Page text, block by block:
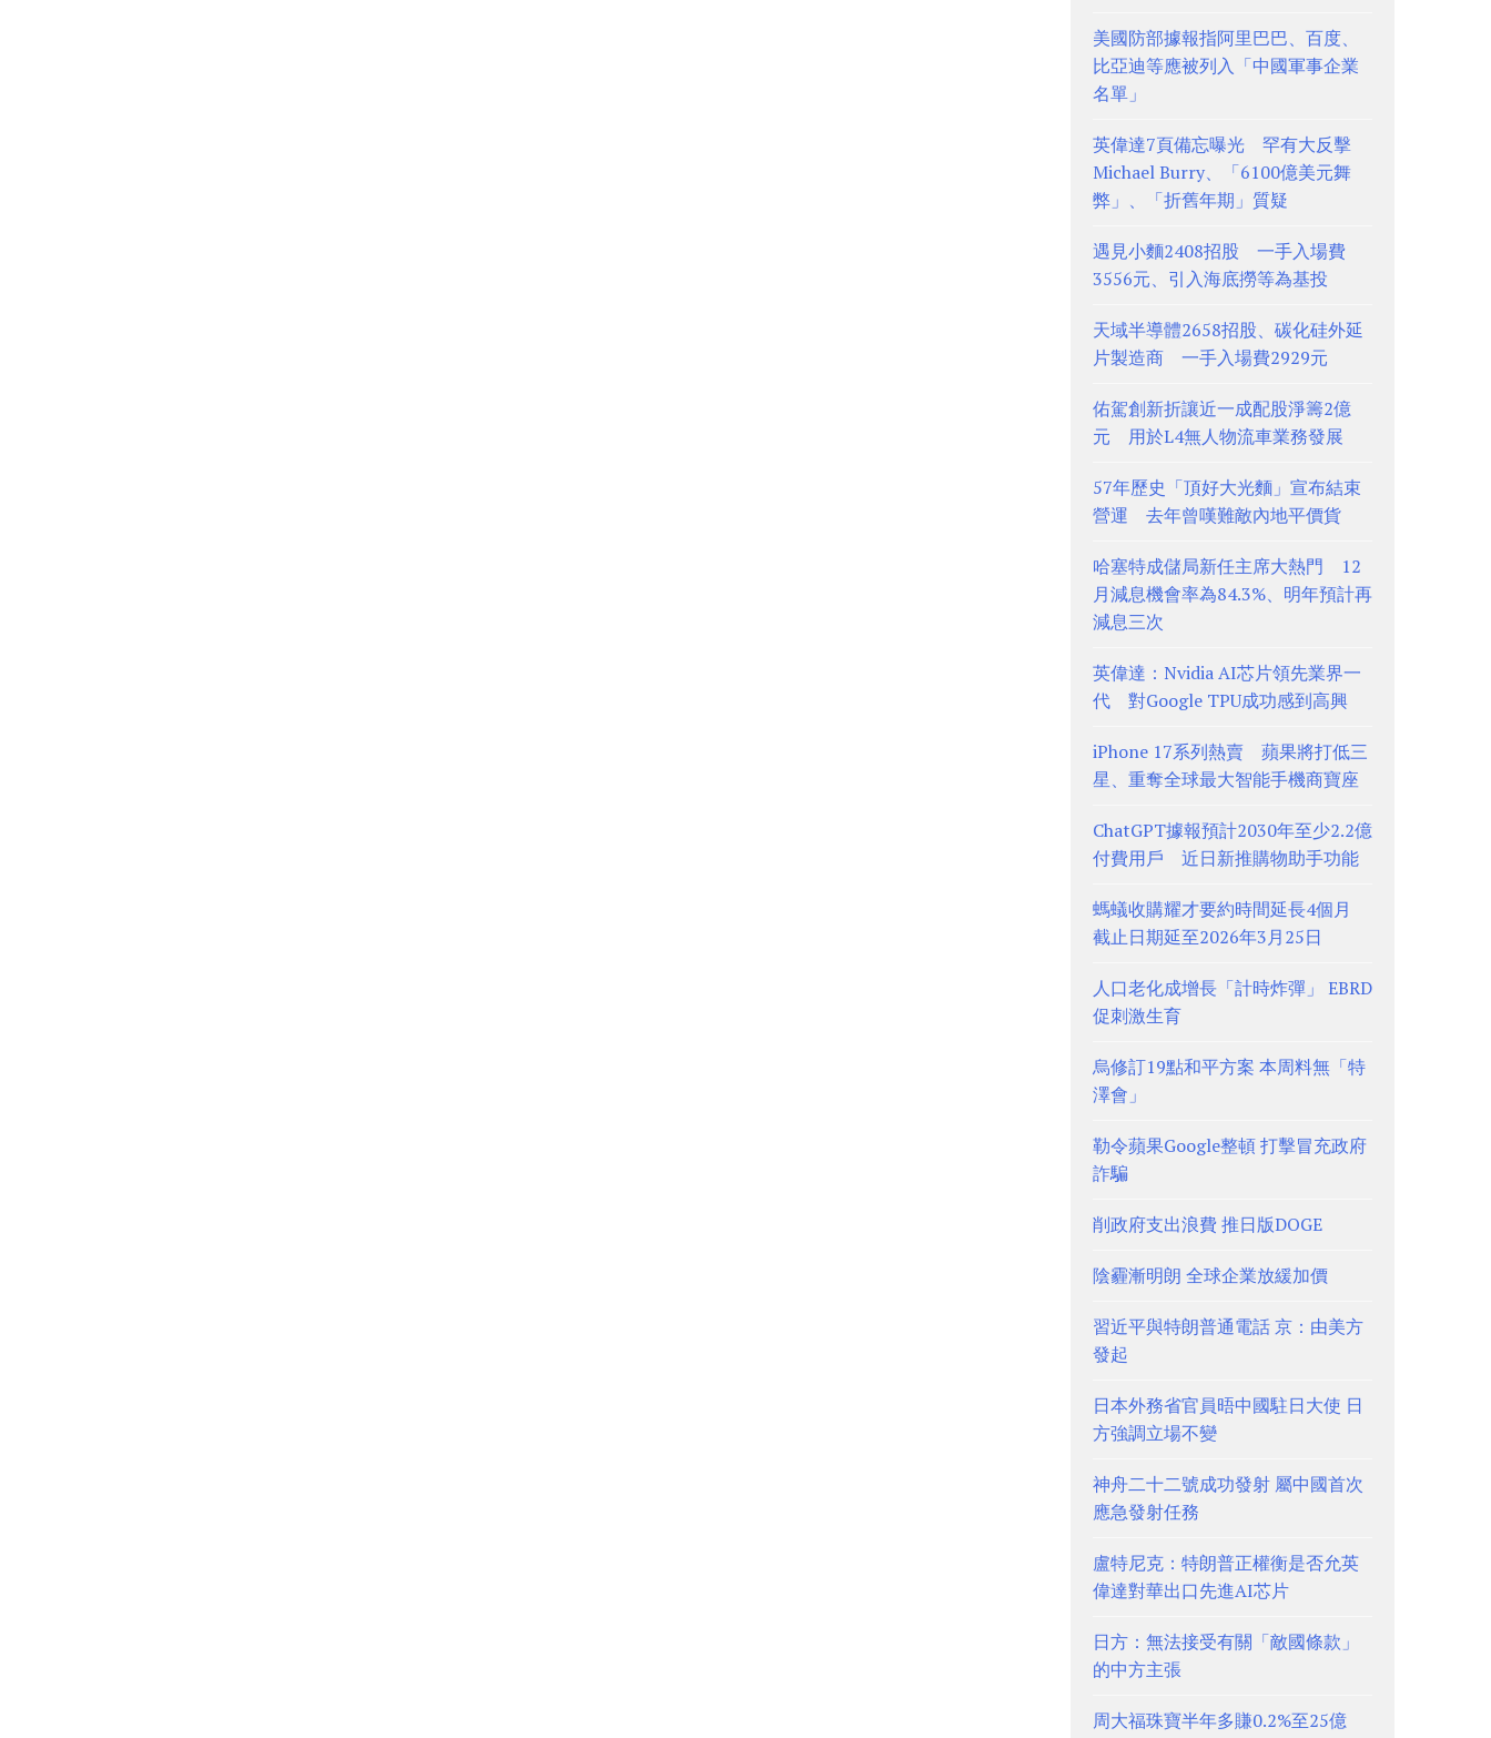
美國防部據報指阿里巴巴、百度、
比亞迪等應被列入「中國軍事企業
名單」
英偉達7頁備忘曝光 罕有大反擊
Michael Burry、「6100億美元舞
弊」、「折舊年期」質疑
遇見小麵2408招股 一手入場費
3556元、引入海底撈等為基投
天域半導體2658招股、碳化硅外延
片製造商 一手入場費2929元
佑駕創新折讓近一成配股淨籌2億
元 用於L4無人物流車業務發展
57年歷史「頂好大光麵」宣布結束
營運 去年曾嘆難敵內地平價貨
哈塞特成儲局新任主席大熱門 12
月減息機會率為84.3%、明年預計再
減息三次
英偉達：Nvidia AI芯片領先業界一
代 對Google TPU成功感到高興
iPhone 17系列熱賣 蘋果將打低三
星、重奪全球最大智能手機商寶座
ChatGPT據報預計2030年至少2.2億
付費用戶 近日新推購物助手功能
螞蟻收購耀才要約時間延長4個月
截止日期延至2026年3月25日
人口老化成增長「計時炸彈」 EBRD
促刺激生育
烏修訂19點和平方案 本周料無「特
澤會」
勒令蘋果Google整頓 打擊冒充政府
詐騙
削政府支出浪費 推日版DOGE
陰霾漸明朗 全球企業放緩加價
習近平與特朗普通電話 京：由美方
發起
日本外務省官員晤中國駐日大使 日
方強調立場不變
神舟二十二號成功發射 屬中國首次
應急發射任務
盧特尼克：特朗普正權衡是否允英
偉達對華出口先進AI芯片
日方：無法接受有關「敵國條款」
的中方主張
周大福珠寶半年多賺0.2%至25億